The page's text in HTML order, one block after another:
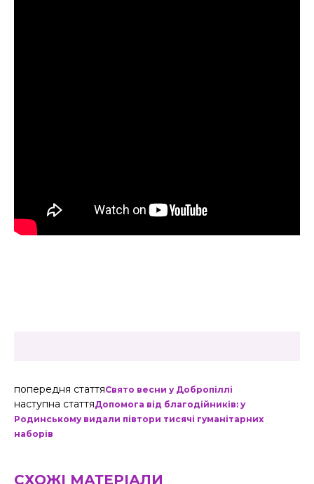
попередня статтяСвято весни у Добропіллі
наступна статтяДопомога від благодійників: у
Родинському видали півтори тисячі гуманітарних
наборів
СХОЖІ МАТЕРІАЛИ